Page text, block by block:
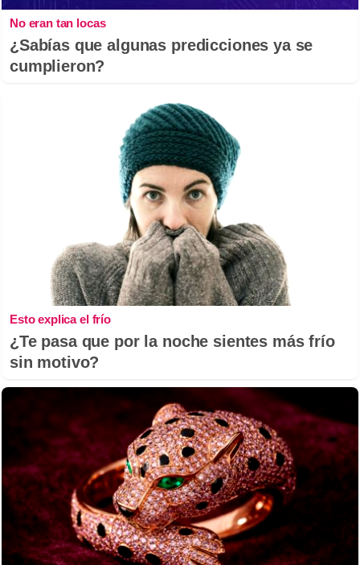
No eran tan locas
¿Sabías que algunas predicciones ya se
cumplieron?
Esto explica el frío
¿Te pasa que por la noche sientes más frío
sin motivo?